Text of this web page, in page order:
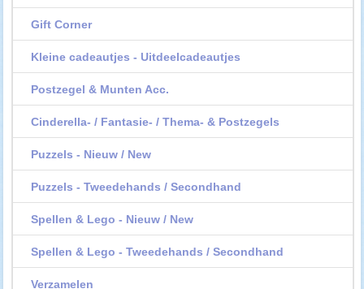
Gift Corner
Kleine cadeautjes - Uitdeelcadeautjes
Postzegel & Munten Acc.
Cinderella- / Fantasie- / Thema- & Postzegels
Puzzels - Nieuw / New
Puzzels - Tweedehands / Secondhand
Spellen & Lego - Nieuw / New
Spellen & Lego - Tweedehands / Secondhand
Verzamelen